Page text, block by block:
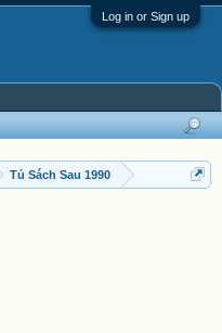
Log in or Sign up
Tủ Sách Sau 1990